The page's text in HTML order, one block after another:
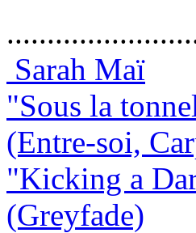
Sarah Maï
"Sous la
(Entre-soi,
"Kicking a
(Greyfade)